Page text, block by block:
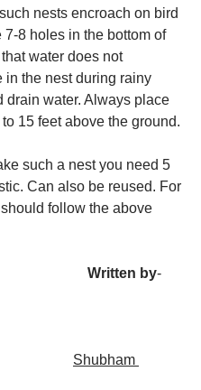
nests encroach on bird
7-8 holes in the bottom of
water does not
in the nest during rainy
drain water. Always place
15 feet above the ground.
Can also be reused. For
follow the above
Written by-
Shubham